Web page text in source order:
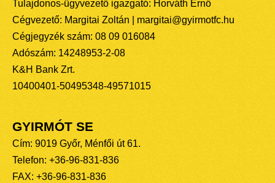
Tulajdonos-ügyvezető igazgató: Horváth Ernő
Cégvezető: Margitai Zoltán | margitai@gyirmotfc.hu
Cégjegyzék szám: 08 09 016084
Adószám: 14248953-2-08
K&H Bank Zrt.
10400401-50495348-49571015
GYIRMÓT SE
Cím: 9019 Győr, Ménfői út 61.
Telefon: +36-96-831-836
FAX: +36-96-831-836